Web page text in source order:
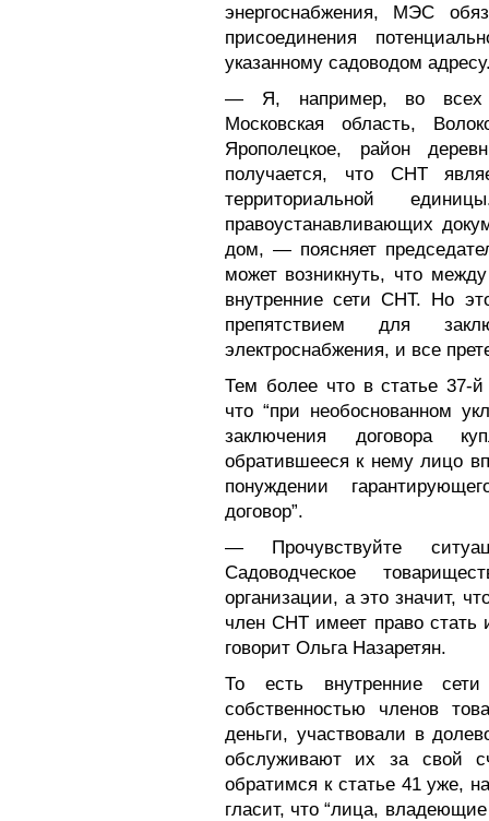
энергоснабжения, МЭС
присоединения
указанному садоводом
— Я, например, во всех
Московская область,
Ярополецкое, район
получается, что СНТ
территориальной
правоустанавливающих
дом, — поясняет
может возникнуть, что
внутренние сети СНТ. Но
препятствием для
электроснабжения, и все
Тем более что в статье 37-й
что “при необоснованном
заключения договора
обратившееся к нему лицо
понуждении
договор”.
— Прочувствуйте
Садоводческое
организации, а это значит,
член СНТ имеет право
говорит Ольга Назаретян.
То есть внутренние
собственностью членов
деньги, участвовали в
обслуживают их за свой
обратимся к статье 41 уже,
гласит, что “лица, владеющие